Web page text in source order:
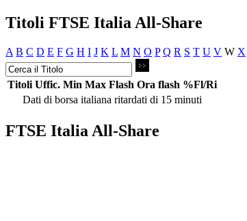
Titoli FTSE Italia All-Share
A B C D E F G H I J K L M N O P Q R S T U V W X
Titoli Uffic. Min Max Flash Ora flash %Fl/Ri
Dati di borsa italiana ritardati di 15 minuti
FTSE Italia All-Share